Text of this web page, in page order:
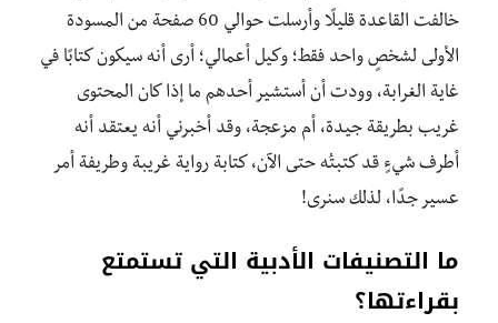
خالفت القاعدة قليلًا وأرسلت حوالي 60 صفحة من المسودة
الأولى لشخصٍ واحد فقط؛ وكيل أعمالي؛ أرى أنه سيكون كتابًا في
غاية الغرابة، وودت أن أستشير أحدهم ما إذا كان المحتوى
غريب بطريقة جيدة، أم مزعجة، وقد أخبرني أنه يعتقد أنه
أطرف شيءٍ قد كتبتُه حتى الآن، كتابة رواية غريبة وطريفة أمر
عسير جدًا، لذلك سنرى!
ما التصنيفات الأدبية التي تستمتع
بقراءتها؟